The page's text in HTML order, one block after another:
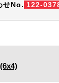
せNo. 122-